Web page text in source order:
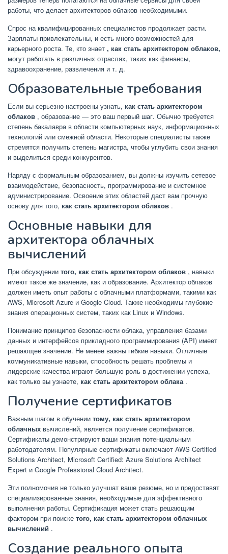
работы, что делает архитекторов облаков необходимыми.
Спрос на квалифицированных специалистов продолжает расти.
Зарплаты привлекательны, и есть много возможностей для
карьерного роста. Те, кто знает , как стать архитектором облаков,
могут работать в различных отраслях, таких как финансы,
здравоохранение, развлечения и т. д.
Образовательные требования
Если вы серьезно настроены узнать, как стать архитектором
облаков , образование — это ваш первый шаг. Обычно требуется
степень бакалавра в области компьютерных наук, информационных
технологий или смежной области. Некоторые специалисты также
стремятся получить степень магистра, чтобы углубить свои знания
и выделиться среди конкурентов.
Наряду с формальным образованием, вы должны изучить сетевое
взаимодействие, безопасность, программирование и системное
администрирование. Освоение этих областей даст вам прочную
основу для того, как стать архитектором облаков .
Основные навыки для
архитектора облачных
вычислений
При обсуждении того, как стать архитектором облаков , навыки
имеют такое же значение, как и образование. Архитектор облаков
должен иметь опыт работы с облачными платформами, такими как
AWS, Microsoft Azure и Google Cloud. Также необходимы глубокие
знания операционных систем, таких как Linux и Windows.
Понимание принципов безопасности облака, управления базами
данных и интерфейсов прикладного программирования (API) имеет
решающее значение. Не менее важны гибкие навыки. Отличные
коммуникативные навыки, способность решать проблемы и
лидерские качества играют большую роль в достижении успеха,
как только вы узнаете, как стать архитектором облака.
Получение сертификатов
Важным шагом в обучении тому, как стать архитектором
облачных вычислений, является получение сертификатов.
Сертификаты демонстрируют ваши знания потенциальным
работодателям. Популярные сертификаты включают AWS Certified
Solutions Architect, Microsoft Certified: Azure Solutions Architect
Expert и Google Professional Cloud Architect.
Эти полномочия не только улучшат ваше резюме, но и предоставят
специализированные знания, необходимые для эффективного
выполнения работы. Сертификация может стать решающим
фактором при поиске того, как стать архитектором облачных
вычислений .
Создание реального опыта